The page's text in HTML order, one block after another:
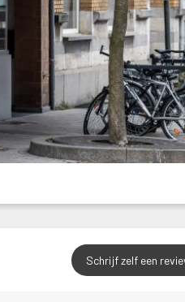
Schrijf zelf een